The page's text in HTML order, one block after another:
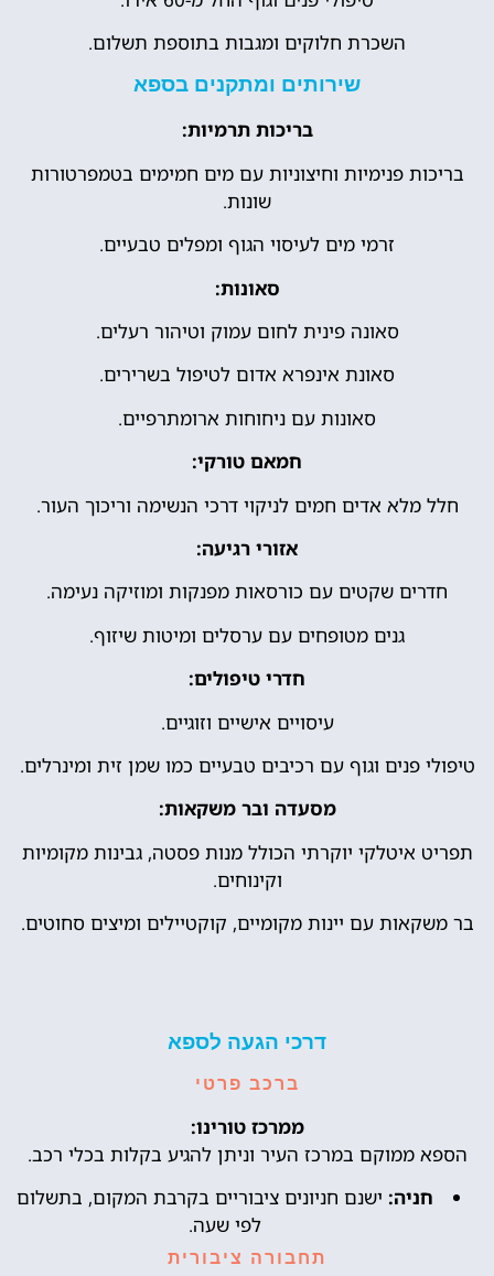
השכרת חלוקים ומגבות בתוספת תשלום.
שירותים ומתקנים בספא
בריכות תרמיות:
בריכות פנימיות וחיצוניות עם מים חמימים בטמפרטורות
שונות.
זרמי מים לעיסוי הגוף ומפלים טבעיים.
סאונות:
סאונה פינית לחום עמוק וטיהור רעלים.
סאונת אינפרא אדום לטיפול בשרירים.
סאונות עם ניחוחות ארומתרפיים.
חמאם טורקי:
חלל מלא אדים חמים לניקוי דרכי הנשימה וריכוך העור.
אזורי רגיעה:
חדרים שקטים עם כורסאות מפנקות ומוזיקה נעימה.
גנים מטופחים עם ערסלים ומיטות שיזוף.
חדרי טיפולים:
עיסויים אישיים וזוגיים.
טיפולי פנים וגוף עם רכיבים טבעיים כמו שמן זית ומינרלים.
מסעדה ובר משקאות:
תפריט איטלקי יוקרתי הכולל מנות פסטה, גבינות מקומיות
וקינוחים.
בר משקאות עם יינות מקומיים, קוקטיילים ומיצים סחוטים.
דרכי הגעה לספא
ברכב פרטי
ממרכז טורינו:
הספא ממוקם במרכז העיר וניתן להגיע בקלות בכלי רכב.
חניה: ישנם חניונים ציבוריים בקרבת המקום, בתשלום
לפי שעה.
תחבורה ציבורית